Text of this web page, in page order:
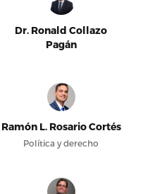
Dr. Ronald Collazo
Pagán
Ramón L. Rosario Cortés
Política y derecho